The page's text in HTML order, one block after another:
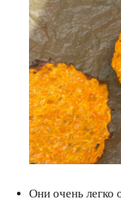
Они очень легко